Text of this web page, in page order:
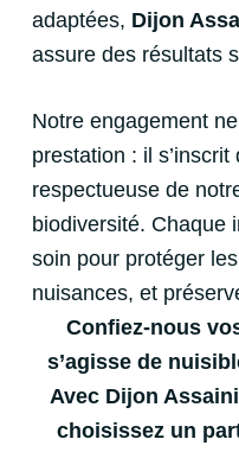
adaptées, Dijon
assure des résultats
Notre engagement
prestation : il
respectueuse de
biodiversité. Chaque
soin pour protéger
nuisances, et
Confiez-nous
s’agisse de
Avec Dijon
choisissez un